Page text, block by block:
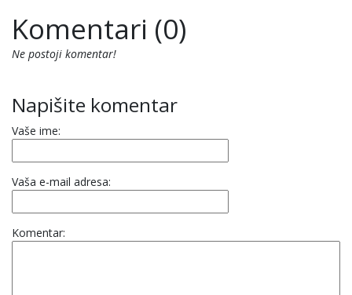
Komentari (0)
Ne postoji komentar!
Napišite komentar
Vaše ime:
Vaša e-mail adresa:
Komentar: